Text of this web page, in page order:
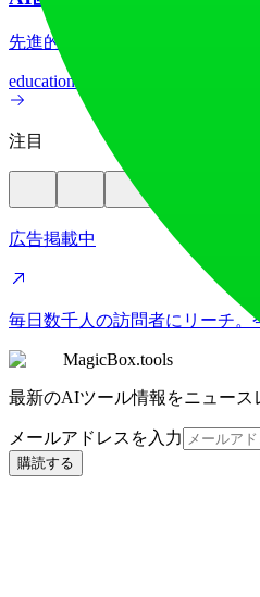
先進的なAI画像翻訳機能で、
education
注目
広告掲載中
毎日数千人の訪問者にリーチ。
MagicBox.tools
最新のAIツール情報をニュース
メールアドレスを入力
購読する